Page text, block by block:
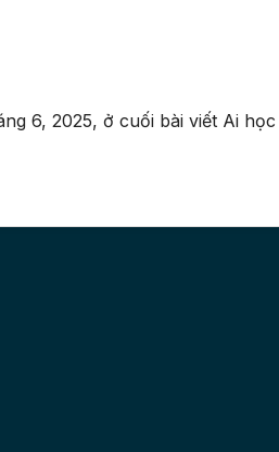
6, 2025, ở cuối bài viết Ai học